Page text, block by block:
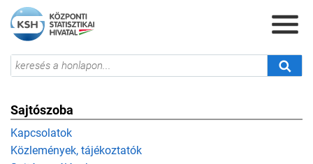
Sajtószoba
Kapcsolatok
Közlemények, tájékoztatók